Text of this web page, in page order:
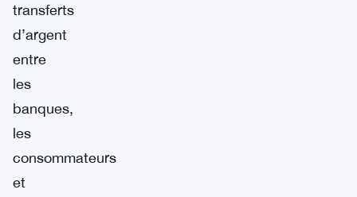
transferts
d’argent
entre
les
banques,
les
consommateurs
et